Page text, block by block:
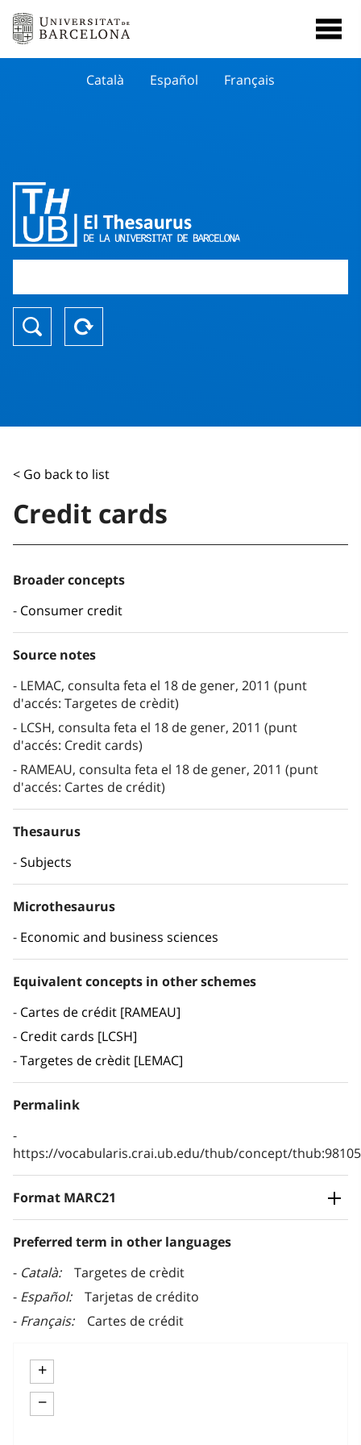
Català Español Français
< Go back to list
Credit cards
Broader concepts
Consumer credit
Source notes
LEMAC, consulta feta el 18 de gener, 2011 (punt
d'accés: Targetes de crèdit)
LCSH, consulta feta el 18 de gener, 2011 (punt
d'accés: Credit cards)
RAMEAU, consulta feta el 18 de gener, 2011 (punt
d'accés: Cartes de crédit)
Thesaurus
Subjects
Microthesaurus
Economic and business sciences
Equivalent concepts in other schemes
Cartes de crédit [RAMEAU]
Credit cards [LCSH]
Targetes de crèdit [LEMAC]
Permalink
https://vocabularis.crai.ub.edu/thub/concept/
Format MARC21
Preferred term in other languages
Català
Targetes de crèdit
Español
Tarjetas de crédito
Français
Cartes de crédit
+
−